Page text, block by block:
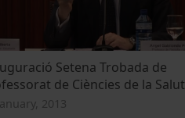
Setena Trobada de
de Ciències de la Salut
2013